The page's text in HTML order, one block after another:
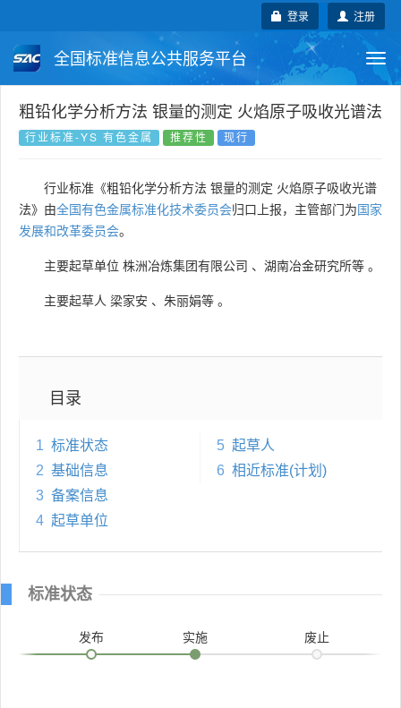
注册
登录
全国标准信息公共服务平台
国家标准 行业标准 地方标准
国外标准 技术委员会
粗铅化学分析方法 银量的测定 火焰原子吸收光谱法
行业标准-YS 有色金属 推荐性 现行
行业标准《粗铅化学分析方法 银量的测定 火焰原子吸收光谱
法》由全国有色金属标准化技术委员会归口上报，主管部门为国家
发展和改革委员会。
主要起草单位 株洲冶炼集团有限公司 、 湖南冶金研究所等 。
主要起草人 梁家安 、 朱丽娟等 。
目录
1 标准状态
2 基础信息
3 备案信息
4 起草单位
5 起草人
6 相近标准(计划)
标准状态
发布 实施 废止